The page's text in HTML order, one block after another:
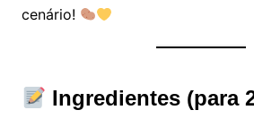
cenário!
Ingredientes (para